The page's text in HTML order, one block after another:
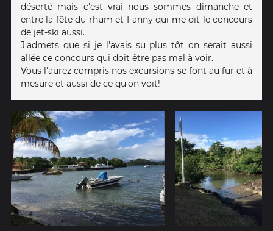
déserté mais c'est vrai nous sommes dimanche et
entre la fête du rhum et Fanny qui me dit le concours
de jet-ski aussi.
J'admets que si je l'avais su plus tôt on serait aussi
allée ce concours qui doit être pas mal à voir.
Vous l'aurez compris nos excursions se font au fur et à
mesure et aussi de ce qu'on voit!